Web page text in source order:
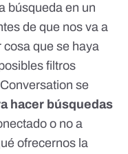
búsqueda en un
de que nos va a
que se haya
filtros
se
hacer búsquedas
o no a
ofrecernos la